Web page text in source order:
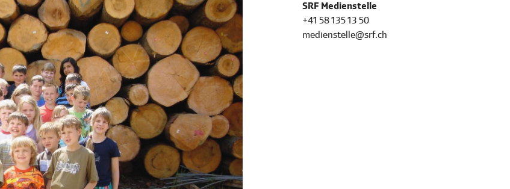
SRF Medienstelle
+41 58 135 13 50
medienstelle@srf.ch